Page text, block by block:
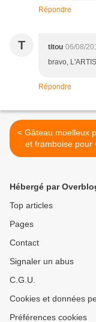
Répondre
T titou 06/08/
bravo,
Répondre
< Gâteau moelleux pistache
et framboise pour
Hébergé par
Top articles
Pages
Contact
Signaler un abus
C.G.U.
Cookies et données
Préférences cookies